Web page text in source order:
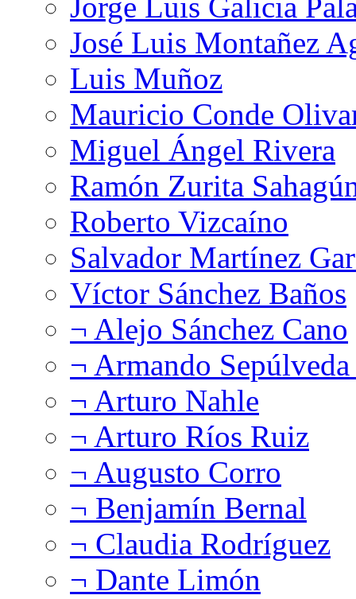
José Luis Montañez
Luis Muñoz
Mauricio Conde
Miguel Ángel Rivera
Ramón Zurita
Roberto Vizcaíno
Salvador Martínez
Víctor Sánchez Baños
¬ Alejo Sánchez Cano
¬ Armando
¬ Arturo Nahle
¬ Arturo Ríos Ruiz
¬ Augusto Corro
¬ Benjamín Bernal
¬ Claudia Rodríguez
¬ Dante Limón